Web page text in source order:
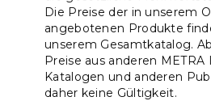
Die Preise der in unserem
angebotenen Produkte
unserem Gesamtkatalog.
Preise aus anderen METRA
Katalogen und anderen
daher keine Gültigkeit.